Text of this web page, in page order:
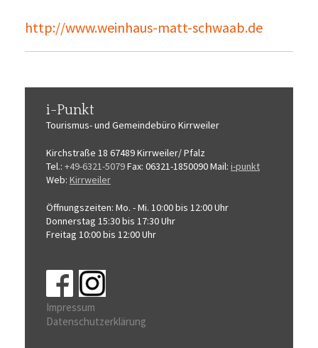
http://www.weinhaus-matt-schwaab.de
i-Punkt
Tourismus-und Gemeindebüro Kirrweiler
Kirchstraße 18 67489 Kirrweiler/ Pfalz
Tel.: +49-6321-5079Fax: 06321-1850090Mail: i-punkt
Web: Kirrweiler
Öffnungszeiten: Mo. - Mi. 10:00 bis 12:00 Uhr
Donnerstag 15:30 bis 17:30 Uhr
Freitag 10:00 bis 12:00 Uhr
Impressum
Datenschutzerklärung